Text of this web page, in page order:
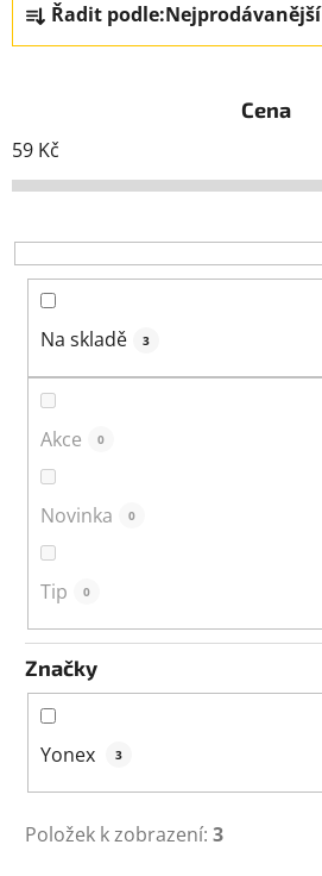
a
z
í
p
o
d
Řadit podle:Nejprodávanější
Cena
59 Kč
Na skladě 3
Akce 0
Novinka 0
Tip 0
Značky
Yonex 3
Položek k zobrazení: 3